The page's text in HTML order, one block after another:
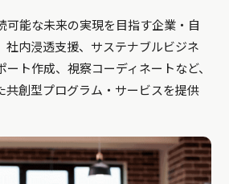
可能な未来の実現を目指す企業・自
社内浸透支援、サステナブルビジネ
ト作成、視察コーディネートなど、
共創型プログラム・サービスを提供